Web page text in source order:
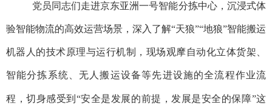
党员同志们走进京东亚洲一号智能分拣中心，沉浸式体
验智能物流的高效运营场景 ，深入了解“天狼”“地狼”智能搬运
机器人的技术原理与运行机制，现场观摩自动化立体货架、
智能分拣系统、无人搬运设备等先进设施的全流程作业流
程 ，切身感受到 “安全是发展的前提，发展是安全的保障”这